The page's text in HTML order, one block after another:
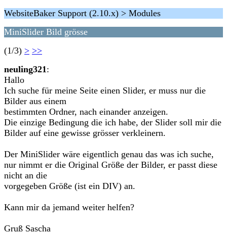
WebsiteBaker Support (2.10.x) > Modules
MiniSlider Bild grösse
(1/3) > >>
neuling321:
Hallo
Ich suche für meine Seite einen Slider, er muss nur die
Bilder aus einem
bestimmten Ordner, nach einander anzeigen.
Die einzige Bedingung die ich habe, der Slider soll mir die
Bilder auf eine gewisse grösser verkleinern.
Der MiniSlider wäre eigentlich genau das was ich suche,
nur nimmt er die Original Größe der Bilder, er passt diese
nicht an die
vorgegeben Größe (ist ein DIV) an.
Kann mir da jemand weiter helfen?
Gruß Sascha